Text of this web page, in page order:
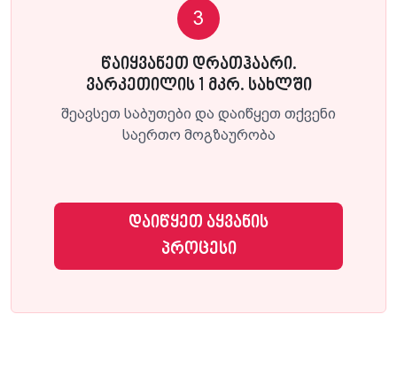
3
წაიყვანეთ დრათჰაარი.
ვარკეთილის 1 მკრ. სახლში
შეავსეთ საბუთები და დაიწყეთ თქვენი
საერთო მოგზაურობა
დაიწყეთ აყვანის
პროცესი